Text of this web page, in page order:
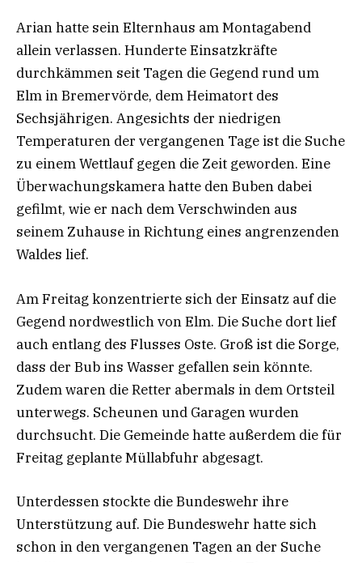
Arian hatte sein Elternhaus am Montagabend
allein verlassen. Hunderte Einsatzkräfte
durchkämmen seit Tagen die Gegend rund um
Elm in Bremervörde, dem Heimatort des
Sechsjährigen. Angesichts der niedrigen
Temperaturen der vergangenen Tage ist die Suche
zu einem Wettlauf gegen die Zeit geworden. Eine
Überwachungskamera hatte den Buben dabei
gefilmt, wie er nach dem Verschwinden aus
seinem Zuhause in Richtung eines angrenzenden
Waldes lief.
Am Freitag konzentrierte sich der Einsatz auf die
Gegend nordwestlich von Elm. Die Suche dort lief
auch entlang des Flusses Oste. Groß ist die Sorge,
dass der Bub ins Wasser gefallen sein könnte.
Zudem waren die Retter abermals in dem Ortsteil
unterwegs. Scheunen und Garagen wurden
durchsucht. Die Gemeinde hatte außerdem die für
Freitag geplante Müllabfuhr abgesagt.
Unterdessen stockte die Bundeswehr ihre
Unterstützung auf. Die Bundeswehr hatte sich
schon in den vergangenen Tagen an der Suche